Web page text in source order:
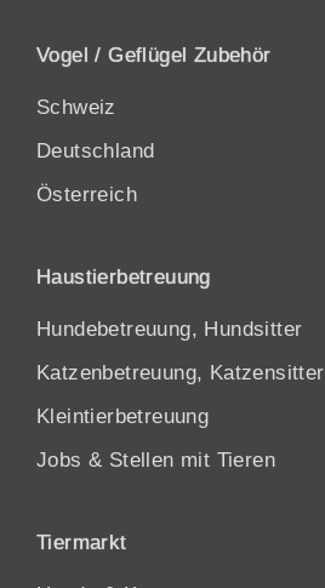
Vogel / Geflügel Zubehör
Schweiz
Deutschland
Österreich
Haustierbetreuung
Hundebetreuung, Hundsitter
Katzenbetreuung, Katzensitter
Kleintierbetreuung
Jobs & Stellen mit Tieren
Tiermarkt